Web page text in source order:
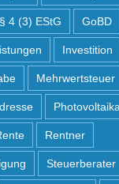
4 (3) EStG GoBD
Investition
Mehrwertsteuer
Rentner
Steuerberater